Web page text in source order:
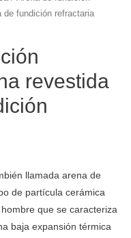
de fundición refractaria
revestida
llamada arena de
de partícula cerámica
que se caracteriza
baja expansión térmica